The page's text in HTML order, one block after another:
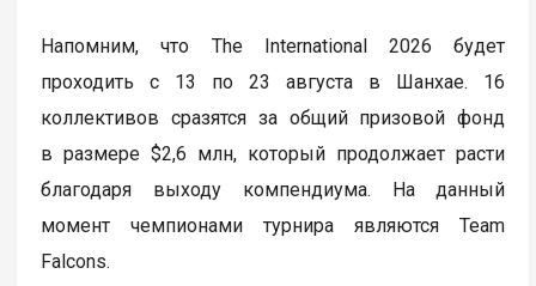
Напомним, что The International 2026 будет
проходить с 13 по 23 августа в Шанхае. 16
коллективов сразятся за общий призовой фонд
в размере $2,6 млн, который продолжает расти
благодаря выходу компендиума. На данный
момент чемпионами турнира являются Team
Falcons.